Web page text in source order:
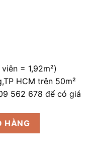
₫.
= 1,92m²)
HCM trên 50m²
562 678 để có giá
8563 số lượng
HÀNG